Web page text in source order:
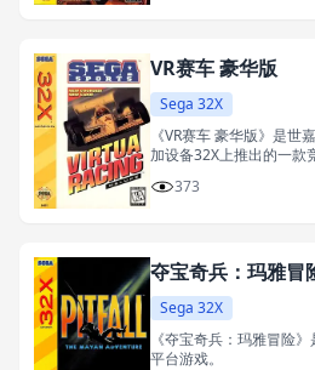
VR赛车 豪华版
Sega 32X
《VR赛车 豪华版》是
加设备32X上推出的一款
373
夺宝奇兵：玛雅冒
Sega 32X
《夺宝奇兵：玛雅冒险
平台游戏。